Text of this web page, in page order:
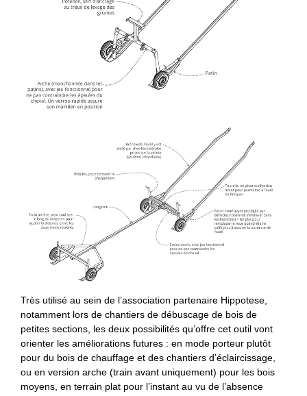
Très utilisé au sein de l’association partenaire Hippotese,
notamment lors de chantiers de débuscage de bois de
petites sections, les deux possibilités qu’offre cet outil vont
orienter les améliorations futures : en mode porteur plutôt
pour du bois de chauffage et des chantiers d’éclaircissage,
ou en version arche (train avant uniquement) pour les bois
moyens, en terrain plat pour l’instant au vu de l’absence